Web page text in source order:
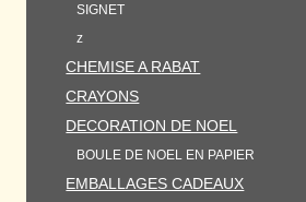
SIGNET
z
CHEMISE A RABAT
CRAYONS
DECORATION DE NOEL
BOULE DE NOEL EN PAPIER
EMBALLAGES CADEAUX